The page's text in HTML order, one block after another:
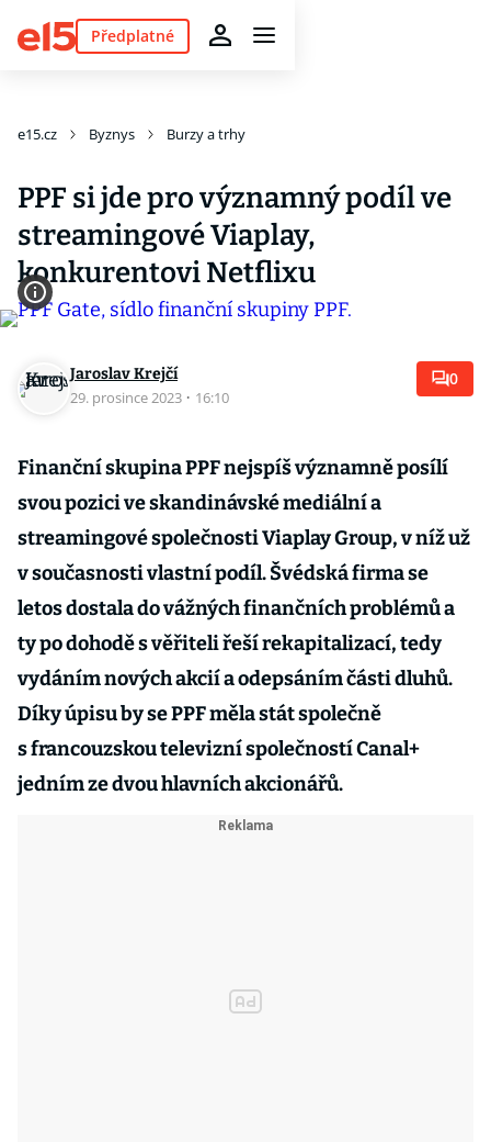
Předplatné
e15.cz Byznys Burzy a trhy
PPF si jde pro významný podíl ve
streamingové Viaplay,
konkurentovi Netflixu
Jaroslav Krejčí
29. prosince 2023 · 16:10
0
Finanční skupina PPF nejspíš významně posílí
svou pozici ve skandinávské mediální a
streamingové společnosti Viaplay Group, v níž už
v současnosti vlastní podíl. Švédská firma se
letos dostala do vážných finančních problémů a
ty po dohodě s věřiteli řeší rekapitalizací, tedy
vydáním nových akcií a odepsáním části dluhů.
Díky úpisu by se PPF měla stát společně
s francouzskou televizní společností Canal+
jedním ze dvou hlavních akcionářů.